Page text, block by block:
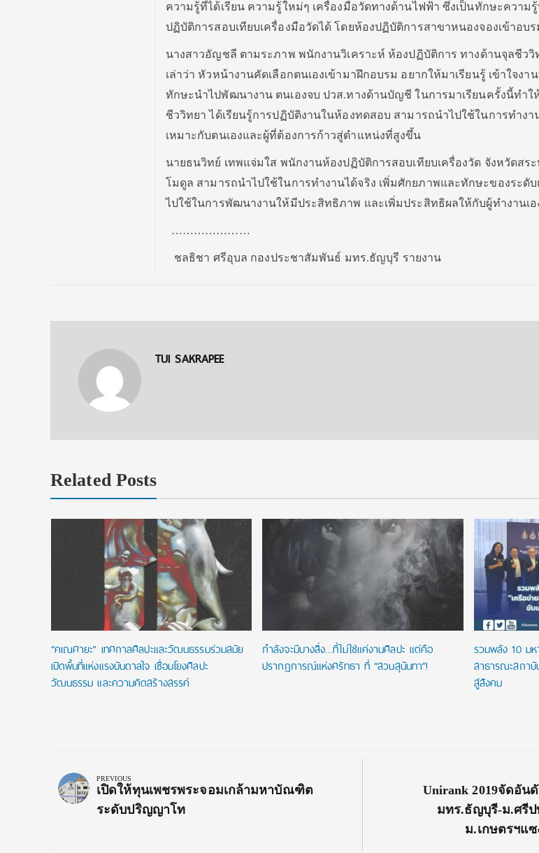
ความรู้ที่ได้เรียน ความรู้ใหม่ๆ เครื่องมือวัดทางด้านไฟฟ้า ซึ่งเป็นทักษะความ
ปฏิบัติการสอบเทียบเครื่องมือวัดได้ โดยห้องปฏิบัติการสาขาหนองจองเข้าอบ
นางสาวอัญชลี ตามระภาพ พนักงานวิเคราะห์ ห้องปฏิบัติการ ทางด้านจุลชีววิ
เล่าว่า หัวหน้างานคัดเลือกตนเองเข้ามาฝึกอบรม อยากให้มาเรียนรู้ เข้าใจงา
ทักษะนำไปพัฒนางาน ตนเองจบ ปวส.ทางด้านบัญชี ในการมาเรียนครั้งนี้ทำใ
ชีววิทยา ได้เรียนรู้การปฏิบัติงานในห้องทดสอบ สามารถนำไปใช้ในการทำงา
เหมาะกับตนเองและผู้ที่ต้องการก้าวสู่ตำแหน่งที่สูงขึ้น
นายธนวิทย์ เทพแจ่มใส พนักงานห้องปฏิบัติการสอบเทียบเครื่องวัด จังหวัดสระ
โมดูล สามารถนำไปใช้ในการทำงานได้จริง เพิ่มศักยภาพและทักษะของระดั
ไปใช้ในการพัฒนางานให้มีประสิทธิภาพ และเพิ่มประสิทธิผลให้กับผู้ทำงานเอ
…………………
ชลธิชา ศรีอุบล กองประชาสัมพันธ์ มทร.ธัญบุรี รายงาน
TUI SAKRAPEE
Related Posts
“คเณศายะ” เทศกาลศิลปะและวัฒนธรรมร่วมสมัย
เปิดพื้นที่แห่งแรงบันดาลใจ เชื่อมโยงศิลปะ
วัฒนธรรม และความคิดสร้างสรรค์
กำลังจะมีบางสิ่ง…ที่ไม่ใช่แค่งานศิลปะ แต่คือ
ปรากฏการณ์แห่งศรัทธา ที่ “สวนสุนันทา”!
รวมพลัง 10 มห
สาธารณะสถา
สู่สังคม
navigation
PREVIOUS
Previous
Post:
เปิดให้ทุนเพชรพระจอมเกล้ามหาบัณฑิต
ระดับปริญญาโท
Next
Post:
Unirank 2019จัดอัน
มทร.ธัญบุรี-ม.ศรี
ม.เกษตรฯแ